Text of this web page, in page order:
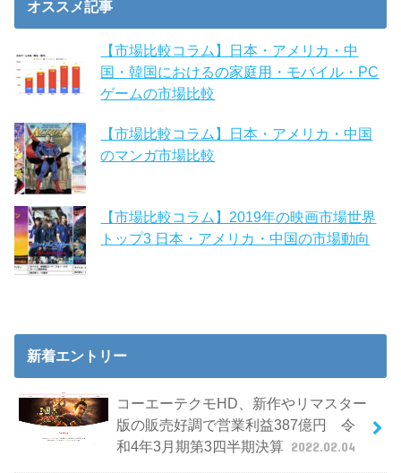
オススメ記事
【市場比較コラム】日本・アメリカ・中
国・韓国におけるの家庭用・モバイル・PC
ゲームの市場比較
【市場比較コラム】日本・アメリカ・中国
のマンガ市場比較
【市場比較コラム】2019年の映画市場世界
トップ3 日本・アメリカ・中国の市場動向
新着エントリー
コーエーテクモHD、新作やリマスター
版の販売好調で営業利益387億円 令
和4年3月期第3四半期決算 2022.02.04